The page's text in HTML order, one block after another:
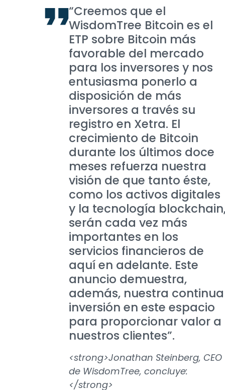
“Creemos que el
WisdomTree Bitcoin es el
ETP sobre Bitcoin más
favorable del mercado
para los inversores y nos
entusiasma ponerlo a
disposición de más
inversores a través su
registro en Xetra. El
crecimiento de Bitcoin
durante los últimos doce
meses refuerza nuestra
visión de que tanto éste,
como los activos digitales
y la tecnología
serán cada vez más
importantes en los
servicios financieros de
aquí en adelante. Este
anuncio demuestra,
además, nuestra continua
inversión en este espacio
para proporcionar valor a
nuestros clientes”.
<strong>Jonathan Steinberg, CEO
de WisdomTree, concluye:
</strong>